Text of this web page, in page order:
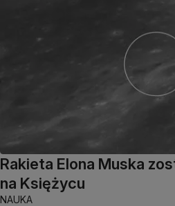
Rakieta Elona Muska
na Księżycu
NAUKA